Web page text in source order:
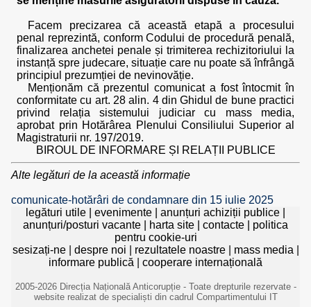
Facem precizarea că această etapă a procesului
penal reprezintă, conform Codului de procedură penală,
finalizarea anchetei penale și trimiterea rechizitoriului la
instanță spre judecare, situație care nu poate să înfrângă
principiul prezumției de nevinovăție.
Menționăm că prezentul comunicat a fost întocmit în
conformitate cu art. 28 alin. 4 din Ghidul de bune practici
privind relația sistemului judiciar cu mass media,
aprobat prin Hotărârea Plenului Consiliului Superior al
Magistraturii nr. 197/2019.
BIROUL DE INFORMARE ȘI RELAȚII PUBLICE
Alte legături de la această informație
comunicate-hotărâri de condamnare din 15 iulie 2025
legături utile
evenimente anunțuri achiziții publice
anunțuri/posturi vacante
harta site contacte
politica
pentru cookie-uri
sesizați-ne| despre noi rezultatele noastre| mass media
informare publică
cooperare internațională
2005-2026 Direcția Națională Anticorupție - Toate drepturile rezervate -
website realizat de specialiști din cadrul Compartimentului IT